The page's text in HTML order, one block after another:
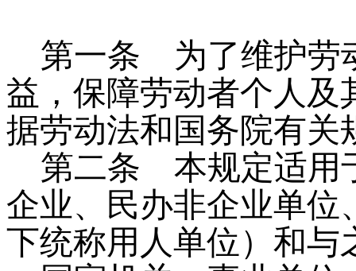
第一条 为了维护劳
益，保障劳动者个人及
据劳动法和国务院有关
第二条 本规定适用
企业、民办非企业单位
下统称用人单位）和与